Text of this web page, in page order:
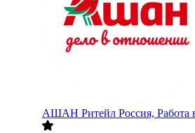
АШАН Ритейл Россия, Работа